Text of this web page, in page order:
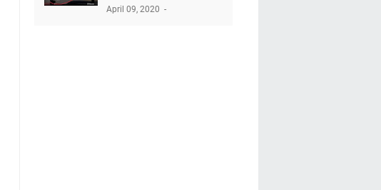
April 09, 2020